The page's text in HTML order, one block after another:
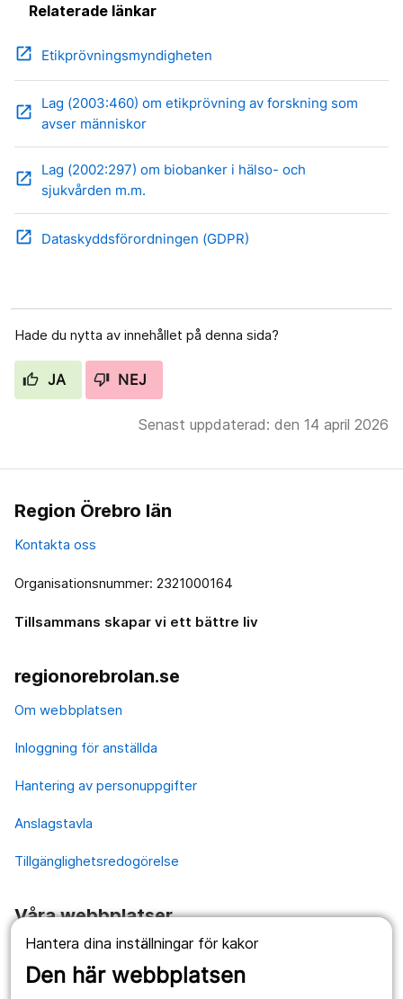
Hantera dina inställningar för kakor
Den här webbplatsen
Relaterade länkar
open_in_new Etikprövningsmyndigheten
open_in_new
Lag (2003:460) om etikprövning av forskning som
avser människor
open_in_new
Lag (2002:297) om biobanker i hälso- och
sjukvården m.m.
open_in_new Dataskyddsförordningen (GDPR)
Hade du nytta av innehållet på denna sida?
JA NEJ
Senast uppdaterad: den 14 april 2026
Region Örebro län
Kontakta oss
Organisationsnummer: 2321000164
Tillsammans skapar vi ett bättre liv
regionorebrolan.se
Om webbplatsen
Inloggning för anställda
Hantering av personuppgifter
Anslagstavla
Tillgänglighetsredogörelse
Våra webbplatser
1177.se
Länstrafiken